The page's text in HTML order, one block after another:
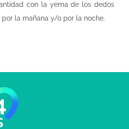
con la yema de los dedos
la mañana y/o por la noche.